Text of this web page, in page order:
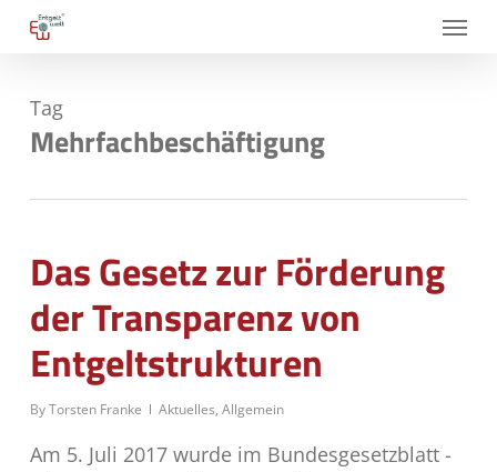
Skip
content
Menu
Tag
Mehrfachbeschäftigung
Das Gesetz zur Förderung
der Transparenz von
Entgeltstrukturen
ByTorsten Franke Aktuelles, Allgemein
Am 5. Juli 2017 wurde im Bundesgesetzblatt -